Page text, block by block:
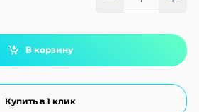
В корзину
Купить в 1 клик